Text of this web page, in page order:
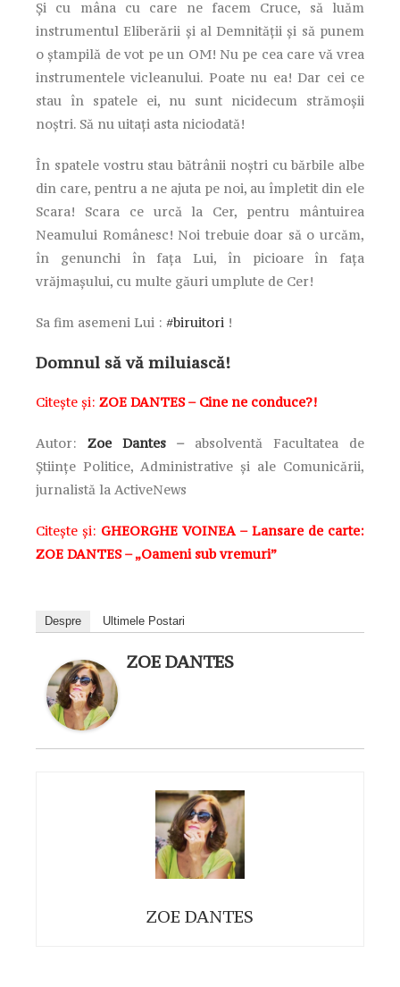
Și cu mâna cu care ne facem Cruce, să luăm
instrumentul Eliberării și al Demnității și să punem
o ștampilă de vot pe un OM! Nu pe cea care vă vrea
instrumentele vicleanului. Poate nu ea! Dar cei ce
stau în spatele ei, nu sunt nicidecum strămoșii
noștri. Să nu uitați asta niciodată!
În spatele vostru stau bătrânii noștri cu bărbile albe
din care, pentru a ne ajuta pe noi, au împletit din ele
Scara! Scara ce urcă la Cer, pentru mântuirea
Neamului Românesc! Noi trebuie doar să o urcăm,
în genunchi în fața Lui, în picioare în fața
vrăjmașului, cu multe găuri umplute de Cer!
Sa fim asemeni Lui : #biruitori !
Domnul să vă miluiască!
Citește și: ZOE DANTES – Cine ne conduce?!
Autor: Zoe Dantes –
absolventă Facultatea de
Ştiinţe Politice, Administrative şi ale Comunicării,
jurnalistă la ActiveNews
Citește și: GHEORGHE VOINEA – Lansare de carte:
ZOE DANTES – „Oameni sub vremuri”
Despre Ultimele Postari
ZOE DANTES
ZOE DANTES